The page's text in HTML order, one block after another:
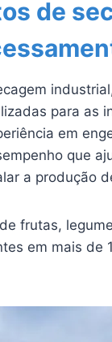
de
para as
em
que
a produção
frutas,
em mais de